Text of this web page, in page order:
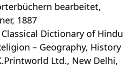
bearbeitet,
1887
Dictionary of Hindu
– Geography, History
Ltd., New Delhi,